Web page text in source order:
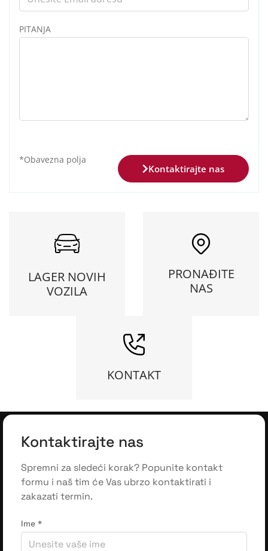
PITANJA
Kontaktirajte nas
LAGER NOVIH
VOZILA
PRONAĐITE
NAS
KONTAKT
Kontaktirajte nas
Spremni za sledeći korak? Popunite kontakt
formu i naš tim će Vas ubrzo kontaktirati i
zakazati termin.
Ime *